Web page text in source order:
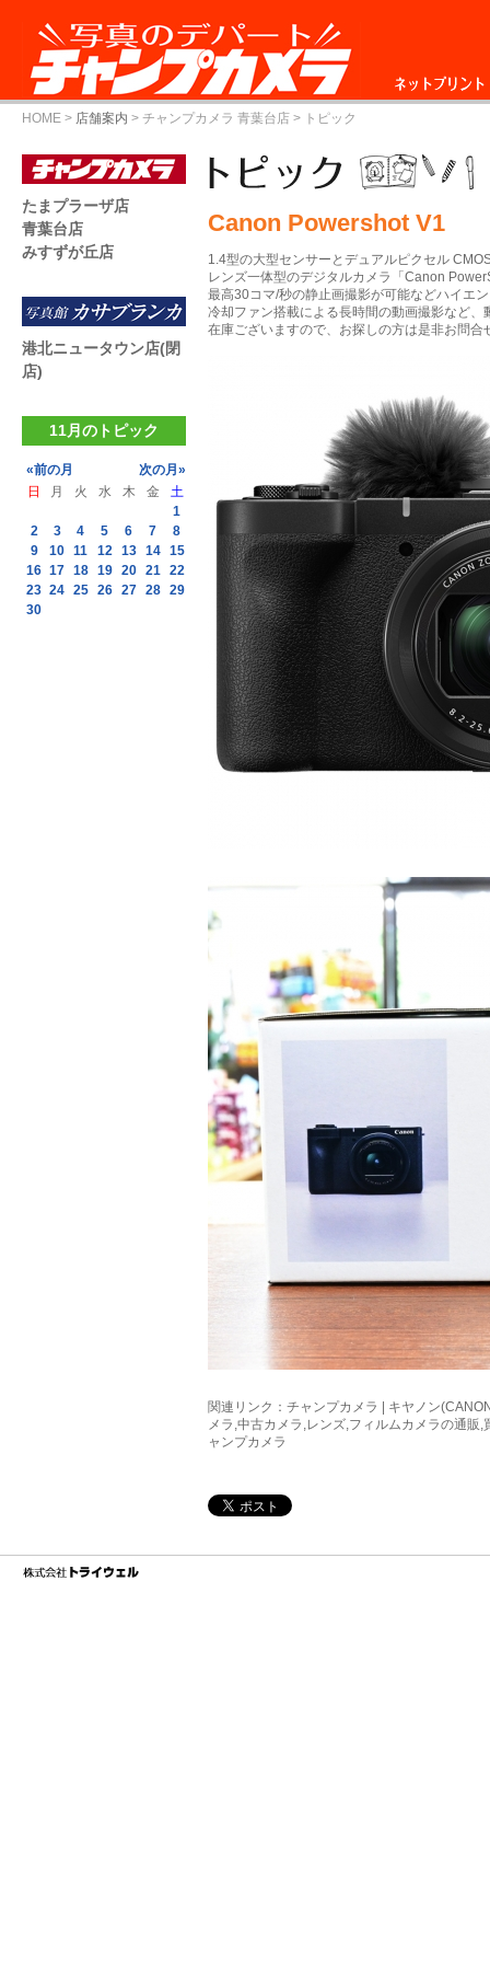
ネットプリント
HOME > 店舗案内 > チャンプカメラ 青葉台店 > トピック
Canon Powershot V1
1.4型の大型センサーとデュアルピクセル
レンズ一体型のデジタルカメラ「Canon
最高30コマ/秒の静止画撮影が可能などハイエ
冷却ファン搭載による長時間の動画撮影など、
在庫ございますので、お探しの方は是非お問合
関連リンク： チャンプカメラ | キヤノン
メラ,中古カメラ,レンズ,フィルムカメラの通販
ャンプカメラ
たまプラーザ店
青葉台店
みすずが丘店
港北ニュータウン店(閉
店)
11月のトピック
«前の月
次の月»
日
月 火 水 木 金
土
1
2
3 4 5 6 7
8
9
10 11 12 13 14 15
16 17 18 19 20 21 22
23 24 25 26 27 28 29
30